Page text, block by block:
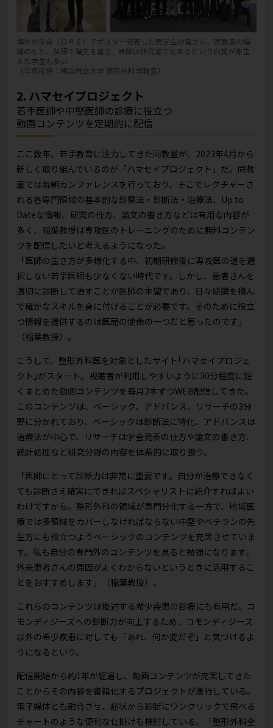
海外の学会（ＯＲＳ）でポスター発表した医学生の皆さん。医局員の指
導のもと、英語で論文を書き、医師は研究者でもあるという自覚が芽生
えた学生も多い
（写真提供：横浜市立大学 整形外科学教室）
2. ハマセイプロジェクト
若手医師や中堅医師の診療に役立つ
動画コンテンツを定期的に配信
ここ数年、若手教育に注力してきた同教室が、2023年4月から
新しく取り組んでいるのが「ハマセイプロジェクト」だ。同教
室では毎朝カンファレンスを行っており、そこでレクチャーさ
れる各専門領域の基本的な診察法・診断法・治療法、Up to
Dateな情報、研究の仕方、論文の書き方などは有用な内容が
多く、稲葉教授は専攻医のトレーニングのために無料コンテン
ツを配信したいと考えるようになった。
「医師の生き方が多様化する中、初期研修後に専攻医の道を選
択しない若手医師も少なくない時代です。しかし、患者さんを
適切に診断して治すことが医師の本望であり、日々研鑽を積ん
で確かなスキルを身に付けることが必要です。そのために役立
つ情報を提供するのは医局の使命の一つだと思ったのです」
（稲葉教授）。
こうして、整形外科医を対象としたサイト｢ハマセイプロジェ
クト｣がスタート。視聴者が利用しやすいように30分程度に短
くまとめた動画コンテンツを毎月2本ずつWEB配信してきた。
このコンテンツは、ベーシック、アドバンス、リサーチの3分
野に分かれており、ベーシックは診断法に特化、アドバンスは
治療法が中心で、リサーチは学会発表の仕方や論文の書き方、
統計処理など研究分野の内容を体系的に取り扱う。
「医師にとって診断力は非常に重要です。自分が治療できなく
ても診断さえ確実にできればスペシャリストに紹介すればよい
わけですから。整形外科の領域が専門分化する一方で、地域医
療では多領域をカバーしなければならない中堅やベテランの先
生方にも役立つようベーシックのコンテンツを充実させていま
す。私も自分の専門外のコンテンツを見ると勉強になります。
外来患者さんの原因がよくわからないというときに活用するこ
とをおすすめします」（稲葉教授）。
これらのコンテンツは後述する希少疾患の診療にも有用だ。コ
モンディジーズへの診断力が向上するため、コモンディジーズ
以外の希少疾患に対しても「あれ、何か変だぞ」と気づけるよ
うになるという。
配信開始から約1年が経過し、動画コンテンツが充実してきた
ことからその内容を書籍化するプロジェクトが進行している。
電子媒体とも融合させ、症状から診断にワンクリックで飛べる
チャートのような便利な仕掛けも検討している。「整形外科全